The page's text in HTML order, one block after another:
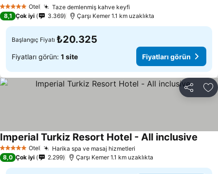
5 Yıldız Otel Taze demlenmiş kahve keyfi
8,1 Çok iyi 3.369 Çarşı Kemer 1.1 km uzaklıkta
Başlangıç Fiyatı ₺20.325
Fiyatları görün: 1 site Fiyatları görün
Paylaş
5 Yıldız Otel Harika spa ve masaj hizmetleri
Imperial Turkiz Resort Hotel - All inclusive
8,0 Çok iyi 2.299 Çarşı Kemer 1.1 km uzaklıkta